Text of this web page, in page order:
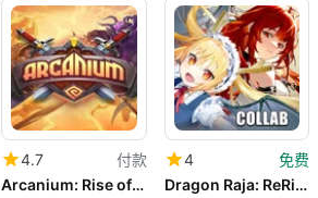
4.7
付款
Arcanium: Rise of Akhan
4
免费
Dragon Raja: ReRise - RPG